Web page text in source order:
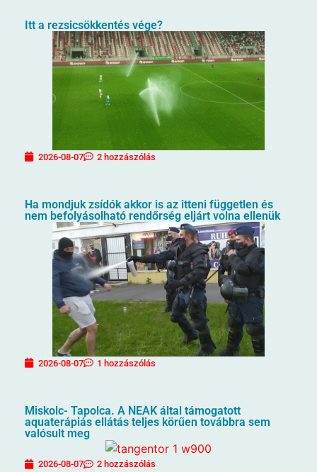
Itt a rezsicsökkentés vége?
2026-08-07 2 hozzászólás
Ha mondjuk zsídók akkor is az itteni független és
nem befolyásolható rendőrség eljárt volna ellenük
2026-08-07 1 hozzászólás
Miskolc- Tapolca. A NEAK által támogatott
aquaterápiás ellátás teljes körűen továbbra sem
valósult meg
2026-08-07 2 hozzászólás